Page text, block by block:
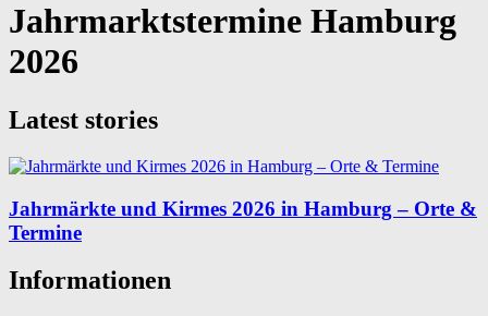
Jahrmarktstermine Hamburg
2026
Latest stories
Jahrmärkte und Kirmes 2026 in Hamburg – Orte &
Termine
Informationen